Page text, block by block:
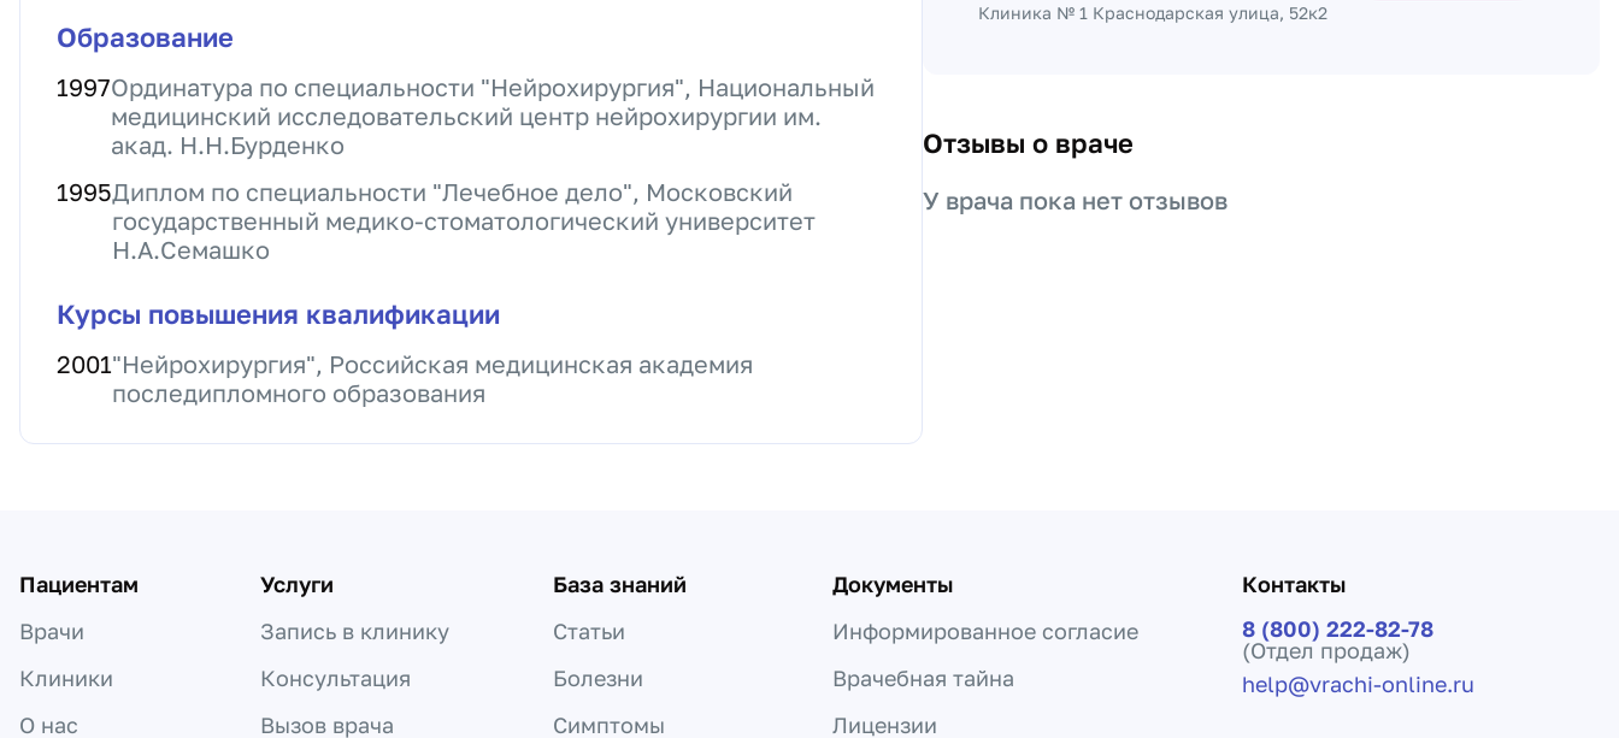
Образование
1997Ординатура по специальности "Нейрохирургия", Национальный
медицинский исследовательский центр нейрохирургии им.
акад. Н.Н.Бурденко
1995Диплом по специальности "Лечебное дело", Московский
государственный медико-стоматологический университет
Н.А.Семашко
Курсы повышения квалификации
2001"Нейрохирургия", Российская медицинская академия
последипломного образования
Клиника № 1 Краснодарская улица, 52к2
Отзывы о враче
У врача пока нет отзывов
Пациентам
Врачи
Клиники
О нас
Услуги
Запись в клинику
Консультация
Вызов врача
База знаний
Статьи
Болезни
Симптомы
Документы
Информированное согласие
Врачебная тайна
Лицензии
Контакты
8 (800) 222-82-78
(Отдел продаж)
help@vrachi-online.ru